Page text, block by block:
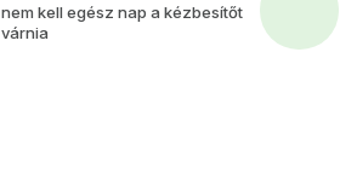
nem kell egész nap a kézbesítőt
várnia